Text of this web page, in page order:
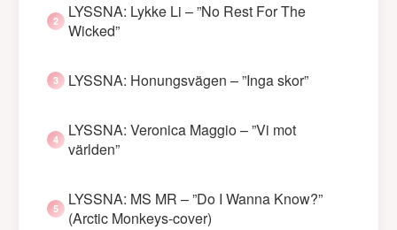
LYSSNA: Lykke Li – ”No Rest For The
Wicked”
LYSSNA: Honungsvägen – ”Inga skor”
LYSSNA: Veronica Maggio – ”Vi mot
världen”
LYSSNA: MS MR – ”Do I Wanna Know?”
(Arctic Monkeys-cover)